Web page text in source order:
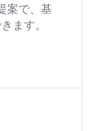
案で、基
ます。